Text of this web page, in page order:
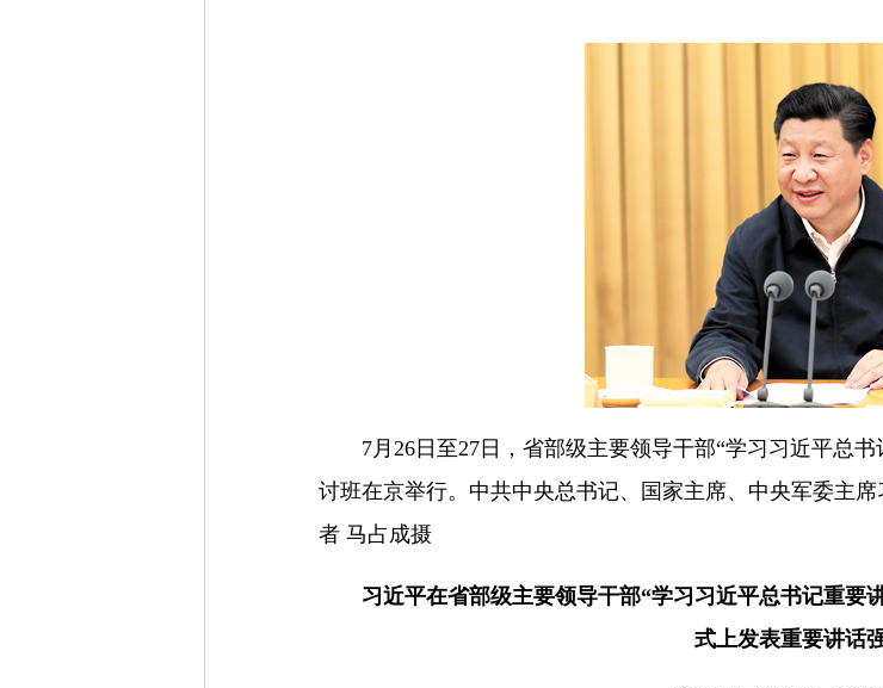
7月26日至27日，省部级主要领导干部“学习习近平总
讨班在京举行。中共中央总书记、国家主席、中央军委主
者 马占成摄
习近平在省部级主要领导干部“学习习近平总书记重要
式上发表重要讲话